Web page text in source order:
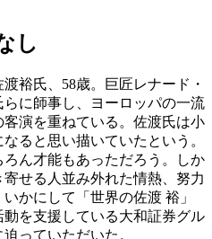
し
裕氏、58歳。巨匠レナード・
に師事し、ヨーロッパの一流
演を重ねている。佐渡氏は小
ると思い描いていたという。
ん才能もあっただろう。しか
せる人並み外れた情熱、努力
かにして「世界の佐渡 裕」
を支援している大和証券グル
っていただいた。